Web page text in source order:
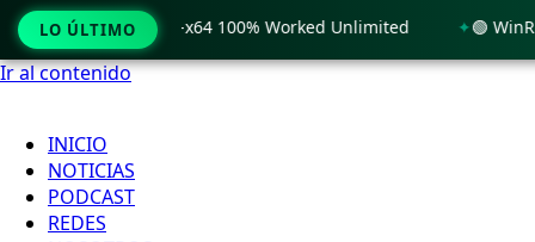
Ir al contenido
INICIO
NOTICIAS
PODCAST
REDES
LO ÚLTIMO
11 x86-x64 100% Worked Unlimited 🟢 WinRAR 7.11